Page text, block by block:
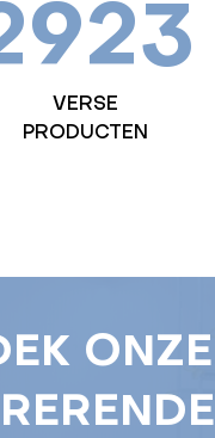
VERSE
PRODUCTEN
ONZE